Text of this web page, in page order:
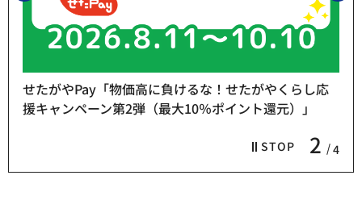
STOP 2 4
せたがやPay「物価高に負けるな！せたがやくらし応
援キャンペーン第2弾（最大10％ポイント還元）」